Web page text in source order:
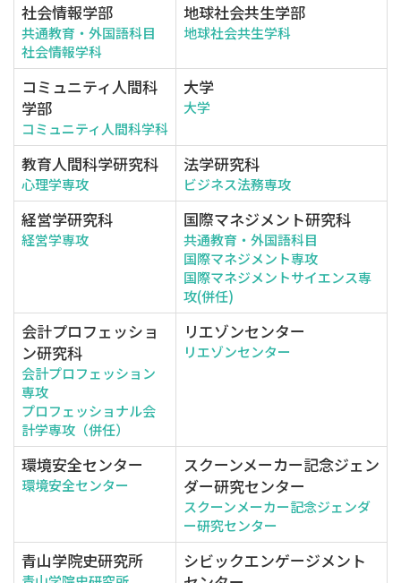
社会情報学部
共通教育・外国語科目
社会情報学科
地球社会共生学部
地球社会共生学科
コミュニティ人間科
学部
コミュニティ人間科学科
大学
大学
教育人間科学研究科
心理学専攻
法学研究科
ビジネス法務専攻
経営学研究科
経営学専攻
国際マネジメント研究科
共通教育・外国語科目
国際マネジメント専攻
国際マネジメントサイエンス専
攻(併任)
会計プロフェッショ
ン研究科
会計プロフェッション
専攻
プロフェッショナル会
計学専攻（併任）
リエゾンセンター
リエゾンセンター
環境安全センター
環境安全センター
スクーンメーカー記念ジェン
ダー研究センター
スクーンメーカー記念ジェンダ
ー研究センター
青山学院史研究所
シビックエンゲージメント